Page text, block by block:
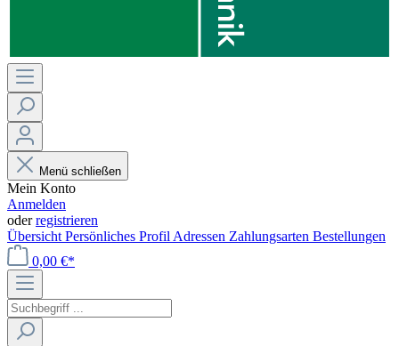
Menü schließen
Mein Konto
Anmelden
oderregistrieren
Übersicht Persönliches Profil Adressen Zahlungsarten Bestellungen
0,00 €*